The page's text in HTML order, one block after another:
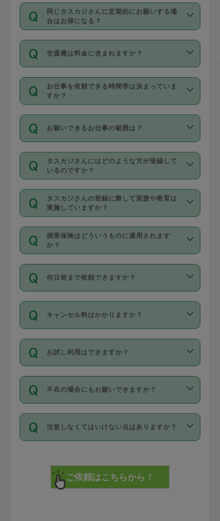
いません。
があり、レビュー件数、レビューの平均
値、などで除々に設定可能な最高額が上
がっていく仕組みになっています。
お支払方法はクレジットカード（Visa／
Master／JCB／AMERICAN EXPRESS／
Diners Club）のみとなります。
を行う際にご入力ください。プロフィー
ル登録時にはご入力いただかなくても大
丈夫です。
デビットカード・プリペイドカード（Vプ
リカ、au WALLETなど）は支払にはご利
銀行振込や現金払いも対応していませ
なお、タスカジさんの交通費も、依頼料
金のご請求と合わせてお支払いとなりま
動計算で表示されます。
同じタスカジさんに定期的にお願いする場
合はお得になる？
依頼には「スポット」と「定期（毎週｜
隔週）」があり、「定期」の依頼は「ス
ポット」よりお得な料金でご利用できま
す。
定期の最低利用回数は設けていない代わ
りに、一定数を超えたキャンセルは有償
（例：毎週定期の場合は３回以上のキャ
ンセルが有償（1200円、隔週定期の場合
は２回以上のキャンセルが有償（1200
交通費は料金に含まれますか？
交通費は依頼料金とは別途発生し、依頼
料金のご請求と合わせてお支払いとなり
ます。交通費の金額は「依頼の詳細」に
お仕事を依頼できる時間帯は決まっていま
すか？
時間帯は3種類あります。いずれも１回あ
たり３時間です。
・ＡＭ ９時～１２時
・ＰＭ １３時～１６時
・夜 １８時～２１時
開始時間を２時間前後変更することが可
能です。依頼送信後、個別にタスカジさ
んにメッセージを送り調整してくださ
い。ただし、２時間を越えての調整はで
時間も被らない場合、損害保険の対象外
お願いできるお仕事の範囲は？
掃除、整理収納、洗濯、買い物、料理、
作り置きです。タスカジさんによってで
きる仕事の範囲が異なりますので、依頼
する前にタスカジさんのプロフィールで
確認してください。
基本的に、高所での作業や危険作業、屋
外での作業は対象外です。
タスカジさんにはどのような方が登録して
いるのですか？
主婦として長年の家事経験をお持ちの
方、栄養士・調理師といった資格者で保
育園や学校の給食やレストランで料理関
係の専門職に従事されていた方、日本で
すでにハウスキーパーや英語の先生とし
てお仕事をしているフィリピン出身の
社員など様々なバックグラウンドの方が
登録しています。
日本語も話せる方など様々です。
ールに記載していますので、各自の得意
を依頼してください。
タスカジさんの登録に際して面接や教育は
実施していますか？
応募の際に、各自事務局との面接と説明
を行っています。その後、身分証明書の
写真提出をしていただいています。外国
確認しています。タスカジさんトレーニ
ング動画を使ったセルフトレーニングの
現場トライアルを受け、合格したタスカ
ジさんが活動されています。
※テストセンターの講評は１件目のレビュ
参考
【詳細】タスカジさんの登録に際
損害保険はどういうものに適用されます
か？
依頼者とタスカジさんとの間でタスカジ
を通して成立した作業時間内での作業に
適用されます。作業範囲は、掃除、洗
です。作業中に物を壊したり、人にけが
をさせたりした場合が対象で、補償金額
す。
写真を撮り、
詳細FAQ：
損害賠償保険について教えて
何日前まで依頼できますか？
ご依頼は、現在を起点に3日後（72時間
以降）の日時から受付可能となっていま
す。
タスカジさんへ「募集」をかけることが
可能です。
キャンセル料はかかりますか？
キャンセル料には、以下の2種類がありま
す。
1. 直前キャンセル（定期、スポット契約
共通）
72時間を超える※と、以下のキャンセル
料が発生します。
直前キャンセル料：
72時間前〜24時間前＝依頼料金の50%
お試し利用はできますか？
「お試し利用」というメニューはありま
せんが、「一回のみ」依頼を活用するこ
とによって、気に入ったタスカジさんを
まず、条件の合う気になるタスカジさ
みてください。
その後、一番気に入ったタスカジさんに
不在の場合にもお願いできますか？
不在の場合の作業はタスカジさんの同意
が必要です。数回の依頼ののち、タスカ
ジさんと依頼者の間で十分な信頼関係が
てください。
不在時に部屋に入るためにタスカジさん
注意しなくてはいけない点はありますか？
で、必ず鍵のかかるロッカーや金庫に入
れて依頼者の責任の元管理するよう心掛
けてください。